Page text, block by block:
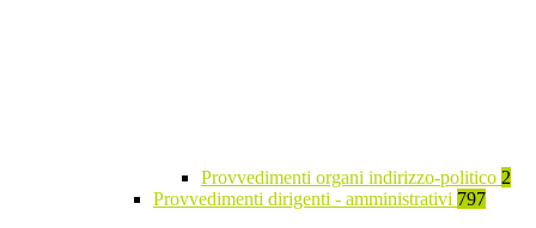
Provvedimenti organi indirizzo-politico 2
Provvedimenti dirigenti - amministrativi 797